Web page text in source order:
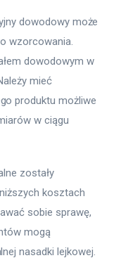
dowodowy może
wzorcowania.
dowodowym w
mieć
produktu możliwe
w ciągu
zostały
kosztach
sobie sprawę,
mogą
nasadki lejkowej.